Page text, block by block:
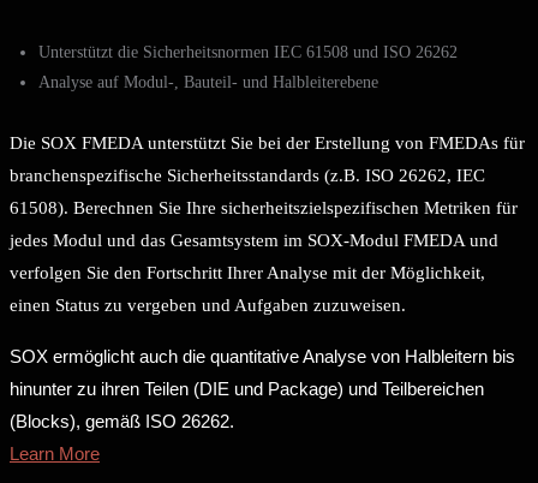
Unterstützt die Sicherheitsnormen IEC 61508 und ISO 26262
Analyse auf Modul-, Bauteil- und Halbleiterebene
Die SOX FMEDA unterstützt Sie bei der Erstellung von FMEDAs für
branchenspezifische Sicherheitsstandards (z.B. ISO 26262, IEC
61508). Berechnen Sie Ihre sicherheitszielspezifischen Metriken für
jedes Modul und das Gesamtsystem im SOX-Modul FMEDA und
verfolgen Sie den Fortschritt Ihrer Analyse mit der Möglichkeit,
einen Status zu vergeben und Aufgaben zuzuweisen.
SOX ermöglicht auch die quantitative Analyse von Halbleitern bis
hinunter zu ihren Teilen (DIE und Package) und Teilbereichen
(Blocks), gemäß ISO 26262.
Learn More